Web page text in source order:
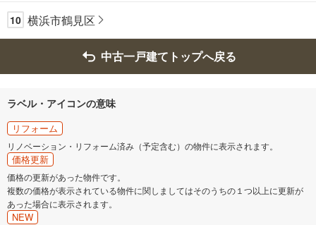
10 横浜市鶴見区
中古一戸建てトップへ戻る
ラベル・アイコンの意味
リフォーム
リノベーション・リフォーム済み（予定含む）の物件に表示されます。
価格更新
価格の更新があった物件です。
複数の価格が表示されている物件に関しましてはそのうちの１つ以上に更新が
あった場合に表示されます。
NEW